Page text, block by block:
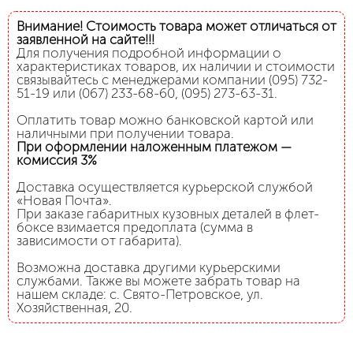
Внимание! Стоимость товара может отличаться от
заявленной на сайте!!!
Для получения подробной информации о
характеристиках товаров, их наличии и стоимости
связывайтесь с менеджерами компании (095) 732-
51-19 или (067) 233-68-60, (095) 273-63-31.
Оплатить товар можно банковской картой или
наличными при получении товара.
При оформлении наложенным платежом —
комиссия 3%
Доставка осуществляется курьерской службой
«Новая Почта».
При заказе габаритных кузовных деталей в флет-
боксе взимается предоплата (сумма в
зависимости от габарита).
Возможна доставка другими курьерскими
службами. Также вы можете забрать товар на
нашем складе: с. Свято-Петровское, ул.
Хозяйственная, 20.